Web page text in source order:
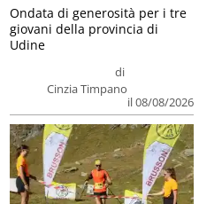
di
Cinzia Timpano
il 08/08/2026
Ondata di generosità per i tre
giovani della provincia di
Udine